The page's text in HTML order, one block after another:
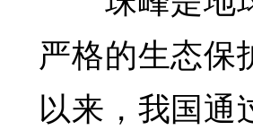
严格的生态保
以来，我国通